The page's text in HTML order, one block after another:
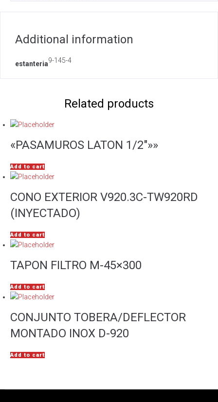
Additional information
estanteria9-145-4
Related products
«PASAMUROS LATON 1/2″»»
Add to cart
CONO EXTERIOR V920.3C-TW920RD
(INYECTADO)
Add to cart
TAPON FILTRO M-45×300
Add to cart
CONJUNTO TOBERA/DEFLECTOR
MONTADO INOX D-920
Add to cart